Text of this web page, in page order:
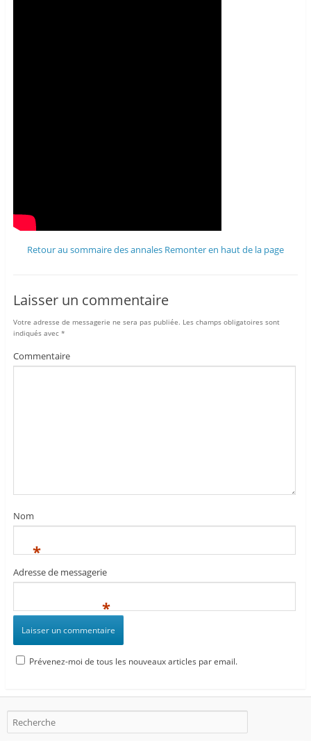
Retour au sommaire des annales Remonter en haut de la page
Laisser un commentaire
Votre adresse de messagerie ne sera pas publiée. Les champs obligatoires sont
indiqués avec *
Commentaire
Nom
*
Adresse de messagerie
*
Prévenez-moi de tous les nouveaux articles par email.